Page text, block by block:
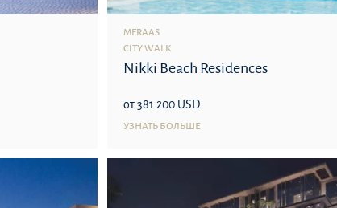
MERAAS
CITY WALK
Nikki Beach Residences
от 381 200 USD
УЗНАТЬ БОЛЬШЕ